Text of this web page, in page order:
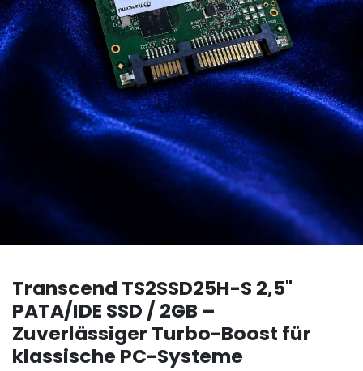
Transcend TS2SSD25H-S 2,5"
PATA/IDE SSD / 2GB –
Zuverlässiger Turbo-Boost für
klassische PC-Systeme